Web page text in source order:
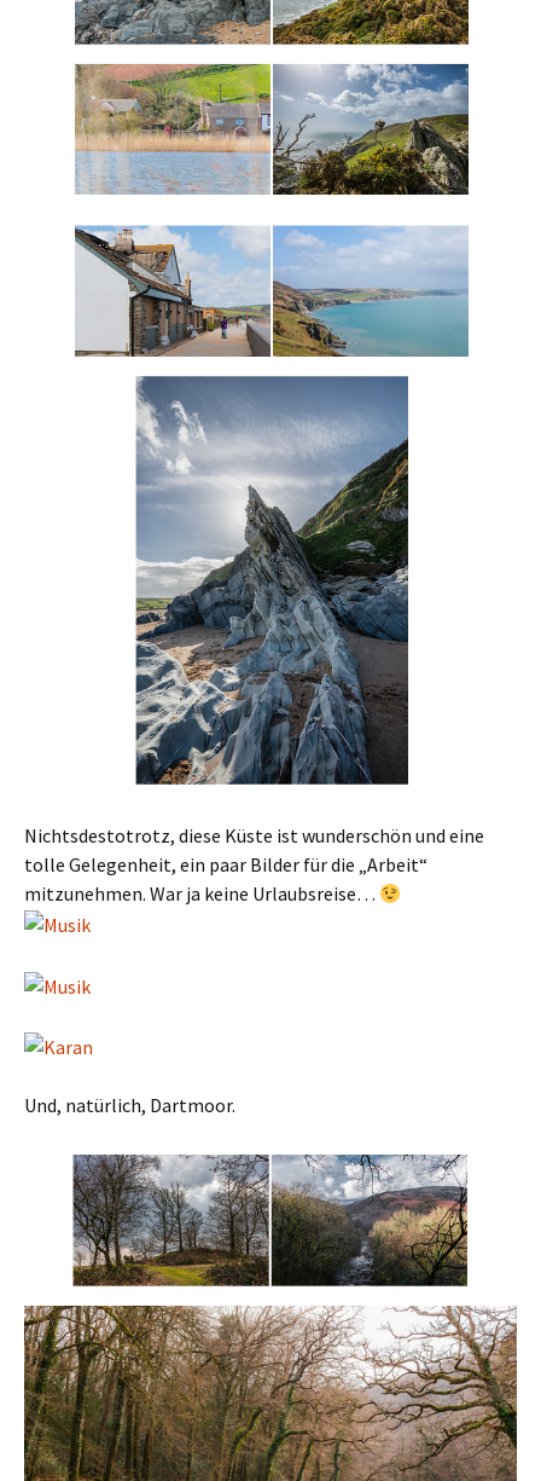
Nichtsdestotrotz, diese Küste ist wunderschön und eine
tolle Gelegenheit, ein paar Bilder für die „Arbeit“
mitzunehmen. War ja keine Urlaubsreise…
Und, natürlich, Dartmoor.